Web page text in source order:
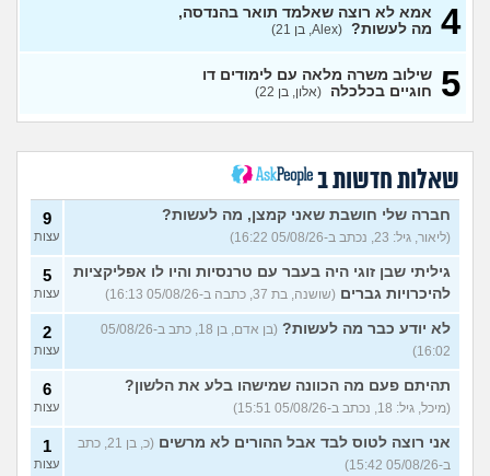
לימודים בתחום מזרחנות/
קרימינולוגיה עם אבחנות
ללמוד פסיכולוגיה? (מישהו, בן
87)
ספר כדי להתחיל מוקדם יותר?
(ירין, בת 19)
סיימתי תואר והבנתי שאני לא
רוצה לעבוד בתחום, מה
עכשיו?
(טל, בת 29)
9
עצות
מס שאלות לסטודנטים ובוגרים
של המכללה האקדמית וינגייט
1
עצות
לימודים מסלול בוקר או ערב?
(אנונימית, בת 27)
3
עצות
אילו יחידות טכנולוגיות יש?
(אנונימי, בן 17)
2
עצות
החיים בתור סטודנט לרפואה
(אנונימי, בן 20) עצות
4 אמא לא רוצה שאלמד תואר בהנדסה,
מה לעשות? (Alex, בן 21)
5 שילוב משרה מלאה עם לימודים דו
חוגיים בכלכלה (אלון, בן 22)
שאלות חדשות ב
חברה שלי חושבת שאני קמצן, מה לעשות?
(ליאור, גיל: 23, נכתב ב-05/08/26 16:22)
9
עצות
גיליתי שבן זוגי היה בעבר עם טרנסיות והיו לו אפליקציות
להיכרויות גברים (שושנה, בת 37, כתבה ב-05/08/26 16:13)
5
עצות
לא יודע כבר מה לעשות?
(בן אדם, בן 18, כתב ב-05/08/26
16:02)
2
עצות
תהיתם פעם מה הכוונה שמישהו בלע את הלשון?
(מיכל, גיל: 18, נכתב ב-05/08/26 15:51)
6
עצות
אני רוצה לטוס לבד אבל ההורים לא מרשים
(כ, בן 21, כתב
ב-05/08/26 15:42)
1
עצות